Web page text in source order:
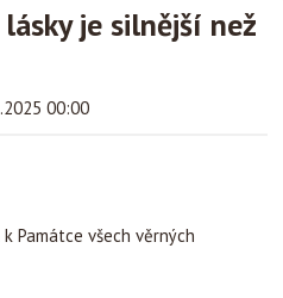
je silnější než
00:00
Památce všech věrných